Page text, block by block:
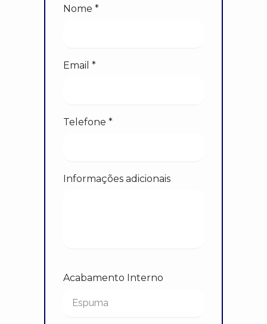
Nome *
Email *
Telefone *
Informações adicionais
Acabamento Interno